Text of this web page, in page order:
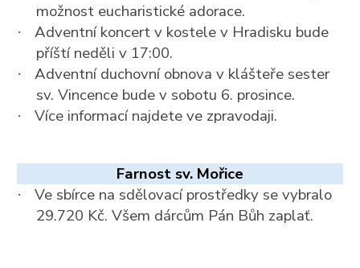
možnost eucharistické adorace.
·
Adventní koncert v kostele v Hradisku bude
příští neděli v 17:00.
·
Adventní duchovní obnova v klášteře sester
sv. Vincence bude v sobotu 6. prosince.
· Více informací najdete ve zpravodaji.
Farnost sv. Mořice
·
Ve sbírce na sdělovací prostředky se vybralo
29.720 Kč. Všem dárcům Pán Bůh zaplať.